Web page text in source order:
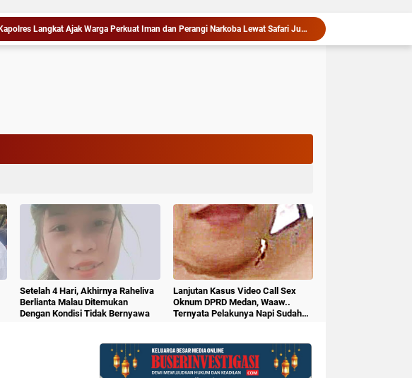
Penganiayaan Berujung Maut, Satu Terduga Pelaku Diamankan Tim Jatanras Polres Asahan
Deli Serdang Masuk Nominasi Penilaian Implementasi Program 3 Juta Rumah Regional Sumatera
Warga dan Sekolah Sambut Gembira Rencana Gubernur Bobby Bangun SD Negeri Lasara di Nias Utara
Setelah 4 Hari, Akhirnya Raheliva
Berlianta Malau Ditemukan
Dengan Kondisi Tidak Bernyawa
Lanjutan Kasus Video Call Sex
Oknum DPRD Medan, Waaw..
Ternyata Pelakunya Napi Sudah